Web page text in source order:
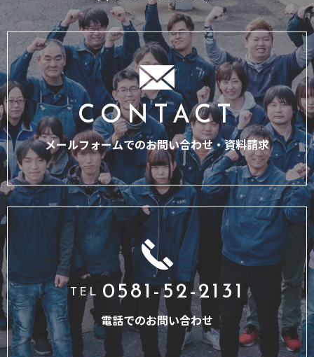
CONTACT
メールフォームでのお問い合わせ・資料請求
TEL 0581-52-2131
電話でのお問い合わせ